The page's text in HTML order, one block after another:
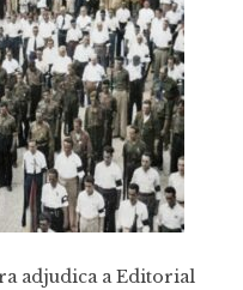
adjudica a Editorial